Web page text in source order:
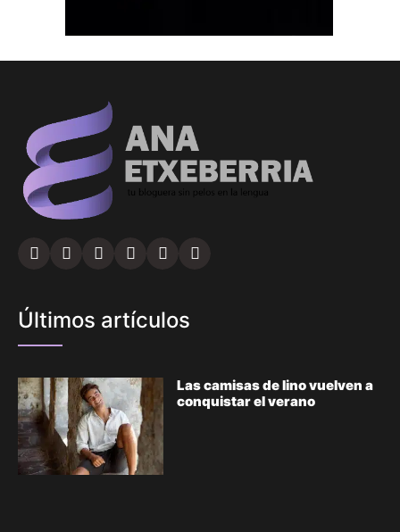
Últimos artículos
Las camisas de lino vuelven a
conquistar el verano